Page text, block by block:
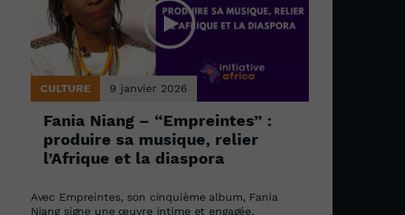
CULTURE 9 janvier 2026
Fania Niang – “Empreintes” :
produire sa musique, relier
l’Afrique et la diaspora
Avec Empreintes, son cinquième album, Fania
Niang signe une œuvre intime et engagée,